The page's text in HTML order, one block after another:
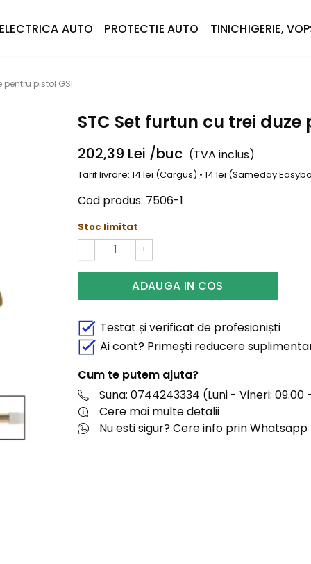
ELECTRICA AUTO PROTECTIE AUTO TINICHIGERIE,
pentru pistol GSI
STC Set furtun cu trei duze
202,39 Lei /buc (TVA inclus)
Tarif livrare: 14 lei (Cargus) • 14 lei (Sameday
Cod produs: 7506-1
Stoc limitat
− +
ADAUGA IN COS
Testat și verificat de profesioniști
Ai cont? Primești reducere
Cum te putem ajuta?
Suna: 0744243334 (Luni - Vineri: 09.00
Cere mai multe detalii
Nu esti sigur? Cere info prin Whatsapp